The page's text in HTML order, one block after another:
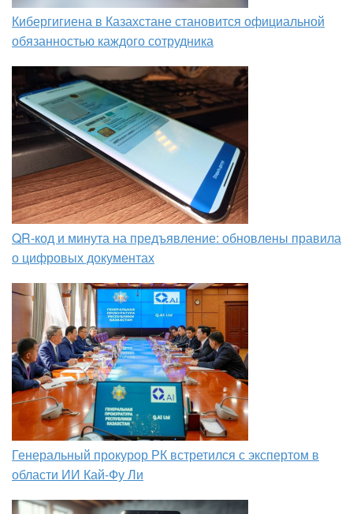
Кибергигиена в Казахстане становится официальной
обязанностью каждого сотрудника
QR-код и минута на предъявление: обновлены правила
о цифровых документах
Генеральный прокурор РК встретился с экспертом в
области ИИ Кай-Фу Ли